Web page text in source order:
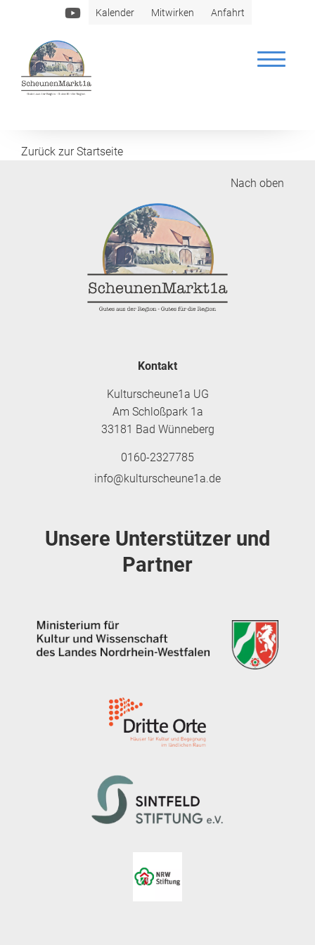
Kalender Mitwirken Anfahrt
Zurück zur Startseite
Nach oben
Kontakt
Kulturscheune1a UG
Am Schloßpark 1a
33181 Bad Wünneberg
0160-2327785
info@kulturscheune1a.de
Unsere Unterstützer und
Partner